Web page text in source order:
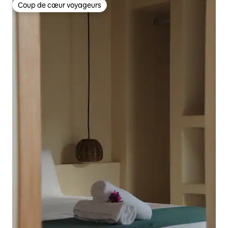
Coup de cœur voyageurs
Coup de cœur voyageurs